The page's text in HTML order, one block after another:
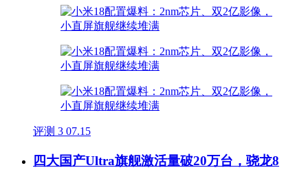
评测 3 07.15
四大国产Ultra旗舰激活量破20万台，骁龙8